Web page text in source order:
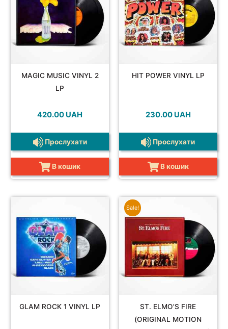
MAGIC MUSIC VINYL 2
LP
420.00 UAH
Прослухати
В кошик
HIT POWER VINYL LP
230.00 UAH
Прослухати
В кошик
GLAM ROCK 1 VINYL LP
Sale!
ST. ELMO'S FIRE
(ORIGINAL MOTION